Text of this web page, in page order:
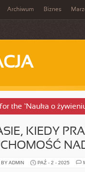
Archiwum Biznes
the ‘Nauka o
KIEDY
ADMIN PAŹ - 2 - 2025